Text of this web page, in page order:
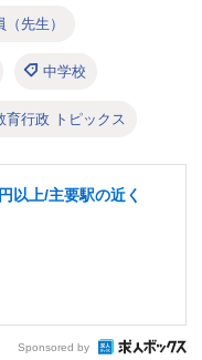
（先生）
中学校
育行政 トピックス
以上/主要駅の近く
Sponsored by